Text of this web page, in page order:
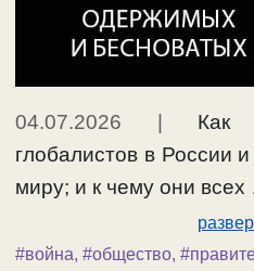
04.07.2026
Как
глобалистов в России
миру; и к чему они
#война, #общество,